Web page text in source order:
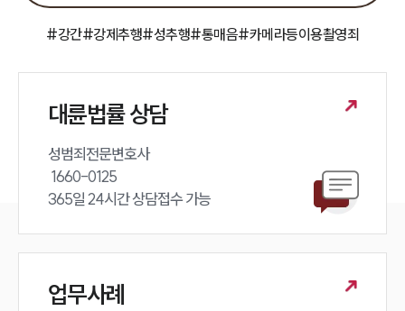
#강간#강제추행#성추행#통매음#카메라등이용촬영죄
대륜법률 상담
성범죄전문변호사
365일 24시간 상담접수 가능
업무사례